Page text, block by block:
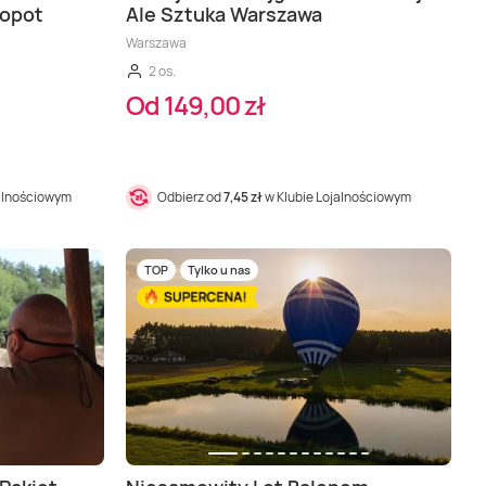
Ale Sztuka Warszawa
Warszawa
2 os.
Od 149,00 zł
Odbierz od7,45 złw Klubie Lojalnościowym
TOP Tylko u nas